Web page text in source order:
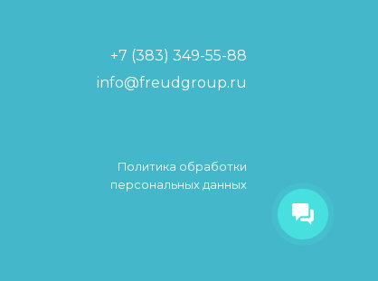
Привет! меня зовут Фройдик! я
+7 (383) 349-55-88
info@freudgroup.ru
Политика обработки
персональных данных